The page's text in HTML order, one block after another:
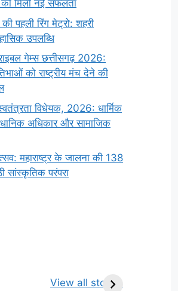
को मिली नई सफलता
पहली रिंग मेट्रो: शहरी
उपलब्धि
गेम्स छत्तीसगढ़ 2026:
को राष्ट्रीय मंच देने की
स्वतंत्रता विधेयक, 2026: धार्मिक
अधिकार और सामाजिक
महाराष्ट्र के जालना की 138
सांस्कृतिक परंपरा
View all stories
ज्योतिर्लिंग | नाम, स्थान एवं